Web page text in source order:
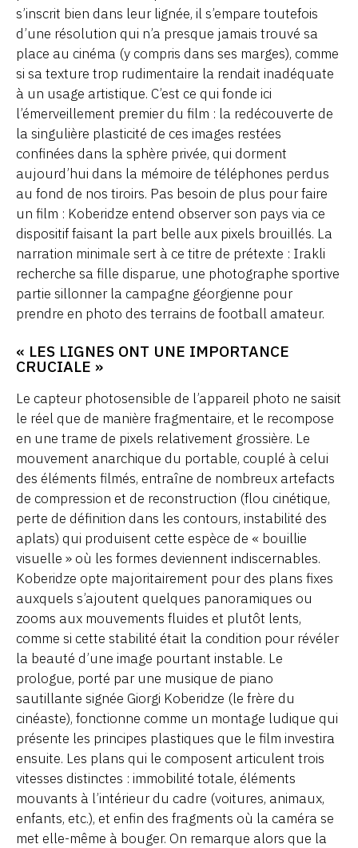
s’inscrit bien dans leur lignée, il s’empare toutefois
d’une résolution qui n’a presque jamais trouvé sa
place au cinéma (y compris dans ses marges), comme
si sa texture trop rudimentaire la rendait inadéquate
à un usage artistique. C’est ce qui fonde ici
l’émerveillement premier du film : la redécouverte de
la singulière plasticité de ces images restées
confinées dans la sphère privée, qui dorment
aujourd’hui dans la mémoire de téléphones perdus
au fond de nos tiroirs. Pas besoin de plus pour faire
un film : Koberidze entend observer son pays via ce
dispositif faisant la part belle aux pixels brouillés. La
narration minimale sert à ce titre de prétexte : Irakli
recherche sa fille disparue, une photographe sportive
partie sillonner la campagne géorgienne pour
prendre en photo des terrains de football amateur.
« LES LIGNES ONT UNE IMPORTANCE
CRUCIALE »
Le capteur photosensible de l’appareil photo ne saisit
le réel que de manière fragmentaire, et le recompose
en une trame de pixels relativement grossière. Le
mouvement anarchique du portable, couplé à celui
des éléments filmés, entraîne de nombreux artefacts
de compression et de reconstruction (flou cinétique,
perte de définition dans les contours, instabilité des
aplats) qui produisent cette espèce de « bouillie
visuelle » où les formes deviennent indiscernables.
Koberidze opte majoritairement pour des plans fixes
auxquels s’ajoutent quelques panoramiques ou
zooms aux mouvements fluides et plutôt lents,
comme si cette stabilité était la condition pour révéler
la beauté d’une image pourtant instable. Le
prologue, porté par une musique de piano
sautillante signée Giorgi Koberidze (le frère du
cinéaste), fonctionne comme un montage ludique qui
présente les principes plastiques que le film investira
ensuite. Les plans qui le composent articulent trois
vitesses distinctes : immobilité totale, éléments
mouvants à l’intérieur du cadre (voitures, animaux,
enfants, etc.), et enfin des fragments où la caméra se
met elle-même à bouger. On remarque alors que la